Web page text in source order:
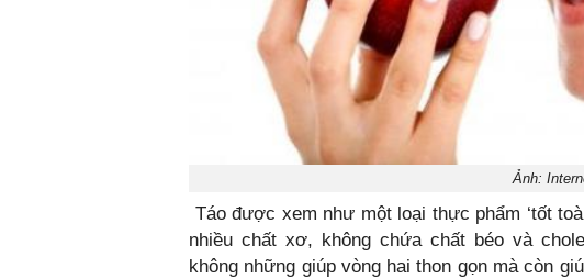
Ảnh:
Táo được xem như một loại thực phẩm ‘tốt
nhiều chất xơ, không chứa chất béo và
không những giúp vòng hai thon gọn mà còn